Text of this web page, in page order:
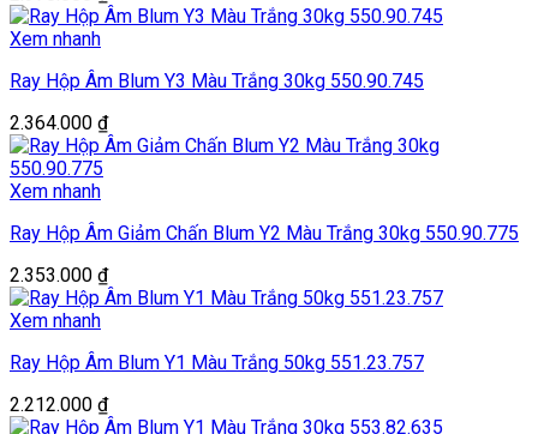
Xem nhanh
Ray Hộp Âm Blum Y3 Màu Trắng 30kg 550.90.745
2.364.000 ₫
Xem nhanh
Ray Hộp Âm Giảm Chấn Blum Y2 Màu Trắng 30kg 550.90.775
2.353.000 ₫
Xem nhanh
Ray Hộp Âm Blum Y1 Màu Trắng 50kg 551.23.757
2.212.000 ₫